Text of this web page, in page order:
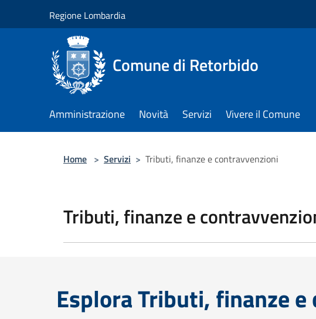
Regione Lombardia
Comune di Retorbido
Amministrazione Novità Servizi Vivere il Comune
Home > Servizi > Tributi, finanze e contravvenzioni
Tributi, finanze e
Esplora Tributi, finanze